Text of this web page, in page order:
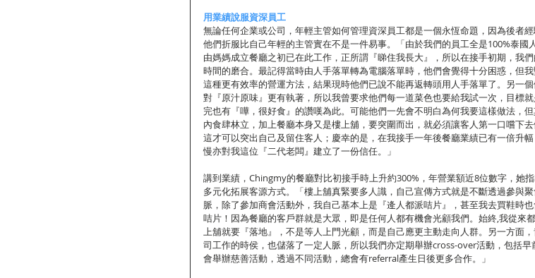
用業績說服資深員工
無論任何企業或公司，年輕主管如何管理資深員工都是一個永恆命題，因為後者
他們折服比自己年輕的主管實在不是一件易事。「由於我們的員工全是100%泰國
由媽媽成立餐廳之初已在此工作，正所謂『睇住我長大』，所以在接手初期，我
時間的磨合。最記得當時由人手落單轉為電腦落單時，他們會覺得十分困惑，但
這種更有效率的營運方法，結果現時他們已說不能再返轉頭用人手落單了。另一
對『原汁原味』更有執著，所以我曾要求他們每一道菜色也要給我試一次，目標
完也有『嘩，很好食』的讚嘆為此。可能他們一先會不明白為何我要這樣做法，
內食肆林立，加上餐廳本身又是樓上舖，要突圍而出，就必須讓客人第一口嚐下去
這才可以突出自己及留住客人；慶幸的是，在我接手一年後餐廳業績已有一倍升
慢亦對我這位『二代老闆』建立了一份信任。」
講到業績，Chingmy的餐廳對比初接手時上升約300%，年營業額近8位數字，她
多元化拓展客源方式。「樓上舖真緊要多人識，自己宣傳方式就是不斷透過參與
脈，除了參加商會活動外，我自己基本上是『逄人都派咭片』，甚至我去買鞋時
咭片！因為餐廳的客戶群就是大眾，即是任何人都有機會光顧我們。始終,我從來
上舖就要『落地』，不是等人上門光顧，而是自己應更主動走向人群。另一方面
司工作的時侯，也儲落了一定人脈，所以我們亦定期舉辦cross-over活動，包括早
會舉辦慈善活動，透過不同活動，總會有referral產生日後更多合作。」